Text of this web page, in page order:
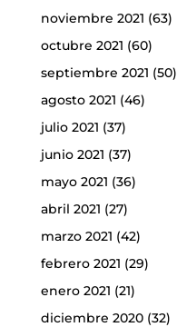
noviembre 2021 (63)
octubre 2021 (60)
septiembre 2021 (50)
agosto 2021 (46)
julio 2021 (37)
junio 2021 (37)
mayo 2021 (36)
abril 2021 (27)
marzo 2021 (42)
febrero 2021 (29)
enero 2021 (21)
diciembre 2020(32)